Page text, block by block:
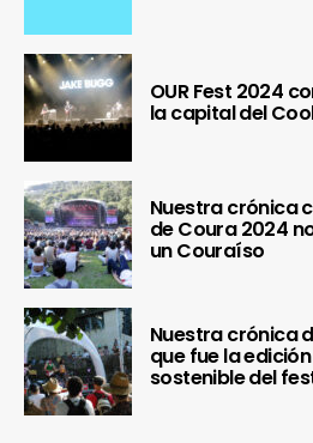
OUR Fest 2024
la capital del
Nuestra crónica
de Coura 2024
un Couraíso
Nuestra crónica
que fue la
sostenible del